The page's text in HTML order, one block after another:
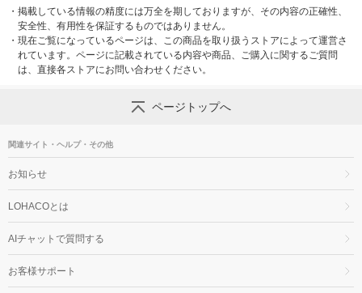
・ 掲載している情報の精度には万全を期しておりますが、その内容の正確性、
安全性、有用性を保証するものではありません。
・ 現在ご覧になっているページは、この商品を取り扱うストアによって運営さ
れています。ページに記載されている内容や商品、ご購入に関するご質問
は、直接各ストアにお問い合わせください。
ページトップへ
関連サイト・ヘルプ・その他
お知らせ
LOHACOとは
AIチャットで質問する
お客様サポート